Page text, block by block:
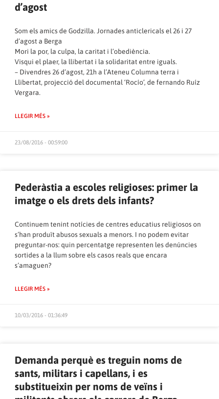
d’agost
Som els amics de Godzilla. Jornades anticlericals el 26 i 27
d’agost a Berga
Mori la por, la culpa, la caritat i l’obediència.
Visqui el plaer, la llibertat i la solidaritat entre iguals.
– Divendres 26 d’agost, 21h a l’Ateneu Columna terra i
Llibertat, projecció del documental ‘Rocío’, de fernando Ruíz
Vergara.
LLEGIR MÉS »
23/08/2016 - 00:59:00
Pederàstia a escoles religioses: primer la
imatge o els drets dels infants?
Continuem tenint notícies de centres educatius religiosos on
s’han produït abusos sexuals a menors. I no podem evitar
preguntar-nos: quin percentatge representen les denúncies
sortides a la llum sobre els casos reals que encara
s’amaguen?
LLEGIR MÉS »
10/03/2016 - 01:36:49
Demanda perquè es treguin noms de
sants, militars i capellans, i es
substitueixin per noms de veïns i